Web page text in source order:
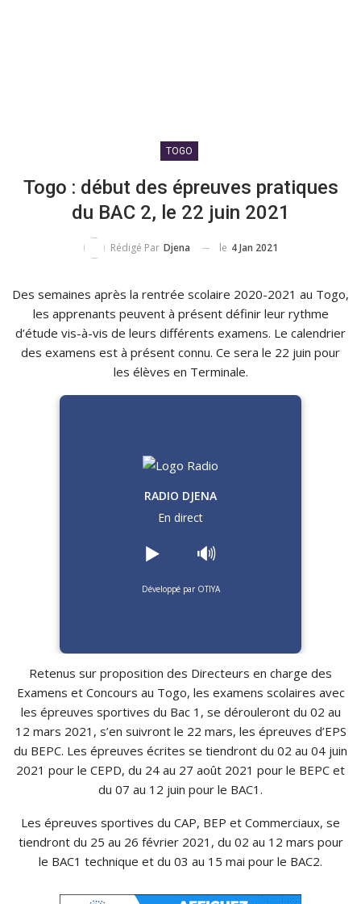
TOGO
Togo : début des épreuves pratiques
du BAC 2, le 22 juin 2021
Rédigé Par Djena le 4 Jan 2021
Des semaines après la rentrée scolaire 2020-2021 au Togo,
les apprenants peuvent à présent définir leur rythme
d’étude vis-à-vis de leurs différents examens. Le calendrier
des examens est à présent connu. Ce sera le 22 juin pour
les élèves en Terminale.
RADIO DJENA
En direct
▶️ 🔊
Développé par OTIYA
Retenus sur proposition des Directeurs en charge des
Examens et Concours au Togo, les examens scolaires avec
les épreuves sportives du Bac 1, se dérouleront du 02 au
12 mars 2021, s’en suivront le 22 mars, les épreuves d’EPS
du BEPC. Les épreuves écrites se tiendront du 02 au 04 juin
2021 pour le CEPD, du 24 au 27 août 2021 pour le BEPC et
du 07 au 12 juin pour le BAC1.
Les épreuves sportives du CAP, BEP et Commerciaux, se
tiendront du 25 au 26 février 2021, du 02 au 12 mars pour
le BAC1 technique et du 03 au 15 mai pour le BAC2.